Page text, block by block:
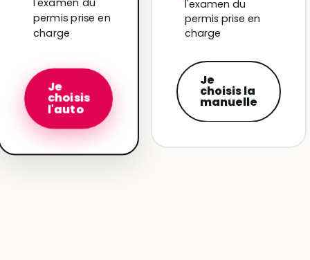
permis prise en
charge
Je
choisis
l'auto
l'examen du
permis prise en
charge
Je
choisis la
manuelle